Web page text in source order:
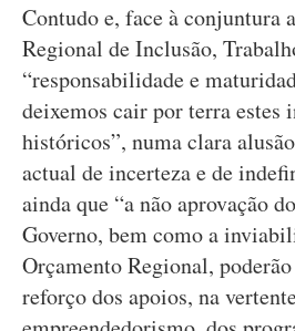
Contudo e, face à conjuntura
Regional de Inclusão,
“responsabilidade e
deixemos cair por terra estes
históricos”, numa clara
actual de incerteza e de
ainda que “a não aprovação
Governo, bem como a
Orçamento Regional,
reforço dos apoios, na